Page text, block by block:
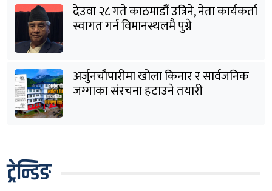
देउवा २८ गते काठमाडौं उत्रिने, नेता कार्यकर्ता
स्वागत गर्न विमानस्थलमै पुग्ने
अर्जुनचौपारीमा खोला किनार र सार्वजनिक
जग्गाका संरचना हटाउने तयारी
ट्रेन्डिङ